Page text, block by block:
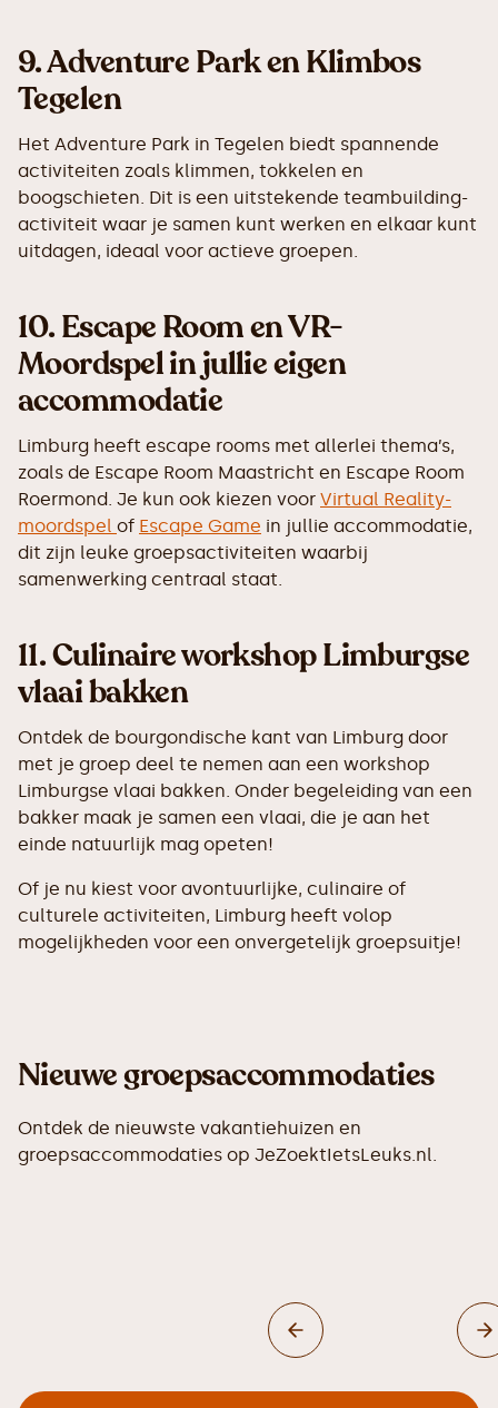
9.Adventure Park en Klimbos
Tegelen
Het Adventure Park in Tegelen biedt spannende
activiteiten zoals klimmen, tokkelen en
boogschieten. Dit is een uitstekende teambuilding-
activiteit waar je samen kunt werken en elkaar kunt
uitdagen, ideaal voor actieve groepen.
10.Escape Room en VR-
Moordspel in jullie eigen
accommodatie
Limburg heeft escape rooms met allerlei thema’s,
zoals de Escape Room Maastricht en Escape Room
Roermond. Je kun ook kiezen voor Virtual Reality-
moordspel of Escape Game in jullie accommodatie,
dit zijn leuke groepsactiviteiten waarbij
samenwerking centraal staat.
11.Culinaire workshop Limburgse
vlaai bakken
Ontdek de bourgondische kant van Limburg door
met je groep deel te nemen aan een workshop
Limburgse vlaai bakken. Onder begeleiding van een
bakker maak je samen een vlaai, die je aan het
einde natuurlijk mag opeten!
Of je nu kiest voor avontuurlijke, culinaire of
culturele activiteiten, Limburg heeft volop
mogelijkheden voor een onvergetelijk groepsuitje!
Nieuwe groepsaccommodaties
Ontdek de nieuwste vakantiehuizen en
groepsaccommodaties op JeZoektIetsLeuks.nl.